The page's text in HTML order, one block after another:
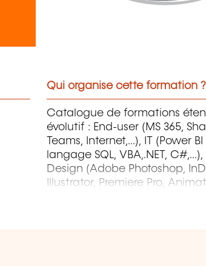
Qui organise cette formation ?
Catalogue de formations
évolutif : End-user (MS 365,
Teams, Internet,...), IT (Power
langage SQL, VBA,.NET,
Design (Adobe Photoshop,
Illustrator, Premiere Pro,
Project Management (MS